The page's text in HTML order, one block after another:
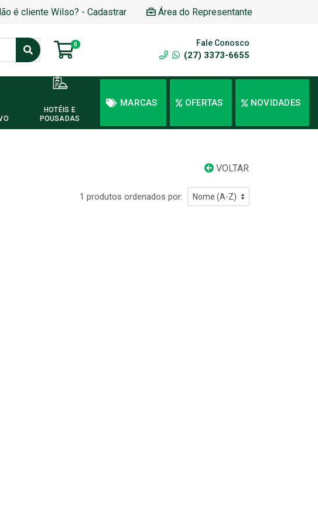
é cliente Wilso? - Cadastrar Área do Representante
0 Fale Conosco
(27) 3373-6655
HOTÉIS E
POUSADAS
MARCAS OFERTAS NOVIDADES
VOLTAR
1 produtos ordenados por: